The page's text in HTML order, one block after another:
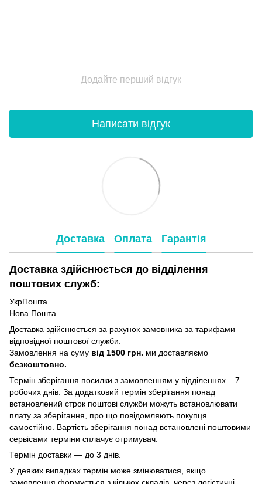
Додайте перший відгук
Написати відгук
Доставка Оплата Гарантія
Доставка здійснюється до відділення
поштових служб:
УкрПошта
Нова Пошта
Доставка здійснюється за рахунок замовника за тарифами
відповідної поштової служби.
Замовлення на суму від 1500 грн. ми доставляємо
безкоштовно.
Термін зберігання посилки з замовленням у відділеннях – 7
робочих днів. За додатковий термін зберігання понад
встановлений строк поштові служби можуть встановлювати
плату за зберігання, про що повідомляють покупця
самостійно. Вартість зберігання понад вcтановлені поштовими
сервісами терміни сплачує отримувач.
Термін доставки — до 3 днів.
У деяких випадках термін може змінюватися, якщо